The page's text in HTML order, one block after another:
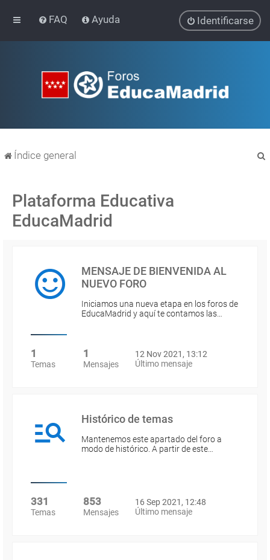
FAQ Ayuda Identificarse
Índice general
Plataforma Educativa
EducaMadrid
MENSAJE DE BIENVENIDA AL
NUEVO FORO
Iniciamos una nueva etapa en los foros de
EducaMadrid y aquí te contamos las…
1
Temas
1
Mensajes
12 Nov 2021, 13:12
Último mensaje
Histórico de temas
Mantenemos este apartado del foro a
modo de histórico. A partir de este…
331
Temas
853
Mensajes
16 Sep 2021, 12:48
Último mensaje